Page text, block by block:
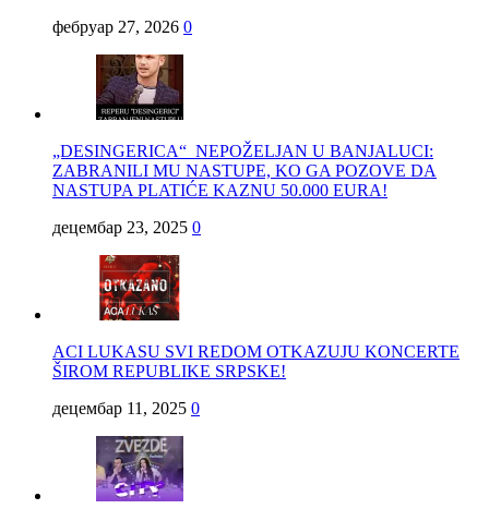
фебруар 27, 2026 0
„DESINGERICA“ NEPOŽELJAN U BANJALUCI:
ZABRANILI MU NASTUPE, KO GA POZOVE DA
NASTUPA PLATIĆE KAZNU 50.000 EURA!
децембар 23, 2025 0
ACI LUKASU SVI REDOM OTKAZUJU KONCERTE
ŠIROM REPUBLIKE SRPSKE!
децембар 11, 2025 0